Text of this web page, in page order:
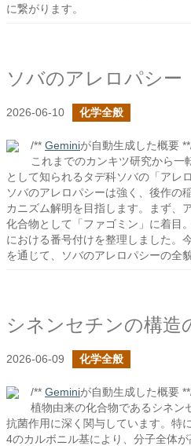
に繋がります。
ソバのアレロパシー
2026-06-10 化学全般
/** Geminiが自動生成した概要
これまでのカンキツ研究から一
として知られるタデ科ソバの「アレ
ソバのアレロパシーは強く、後作の
カニズム解明を目指します。まず、
化合物として「ファゴミン」に着目
における番号付けを整理しました。
を通じて、ソバのアレロパシーの全
シネンセチンの構造
2026-06-09 化学全般
/** Geminiが自動生成した概要
植物由来の化合物であるシネン
抗菌作用に深く関与しています。特
4のカルボニル基により、分子全体